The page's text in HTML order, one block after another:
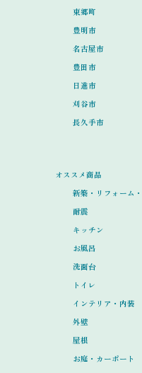
東郷町
豊明市
名古屋市
豊田市
日進市
刈谷市
長久手市
オススメ商品
新築・リフォーム
耐震
キッチン
お風呂
洗面台
トイレ
インテリア・内装
外壁
屋根
お庭・カーポート